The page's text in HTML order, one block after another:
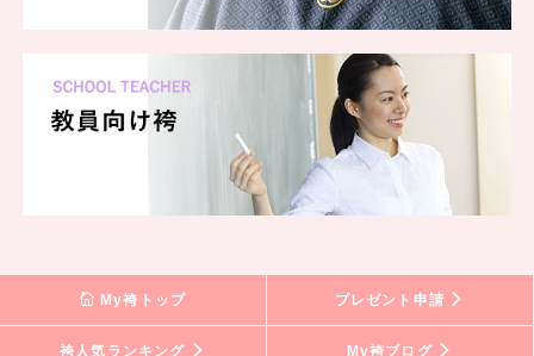
My袴トップ プレゼント申請
袴人気ランキング My袴ブログ